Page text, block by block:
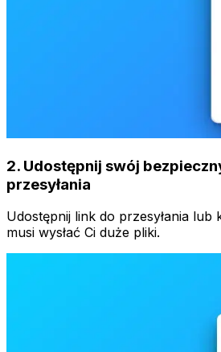
2. Udostępnij swój
przesyłania
Udostępnij link do przesyłania lub
musi wysłać Ci duże pliki.